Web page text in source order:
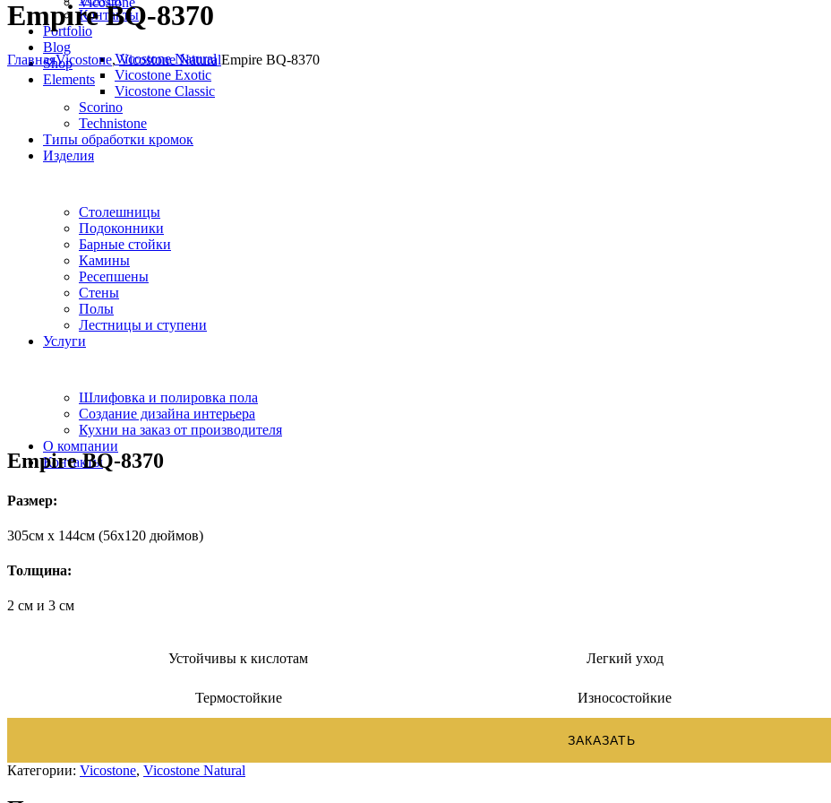
Vicostone Natural
Vicostone Exotic
Vicostone Classic
Scorino
Technistone
Типы обработки кромок
Изделия
Столешницы
Подоконники
Барные стойки
Камины
Ресепшены
Стены
Полы
Лестницы и ступени
Услуги
Шлифовка и полировка пола
Создание дизайна интерьера
Кухни на заказ от производителя
О компании
Контакты
Контакты
Portfolio
Blog
Shop
Elements
Empire BQ-8370
ГлавнаяVicostone,Vicostone NaturalEmpire BQ-8370
Empire BQ-8370
Размер:
305cм x 144cм (56х120 дюймов)
Толщина:
2 см и 3 см
Устойчивы к кислотам Легкий уход
Термостойкие Износостойкие
ЗАКАЗАТЬ
Категории: Vicostone, Vicostone Natural